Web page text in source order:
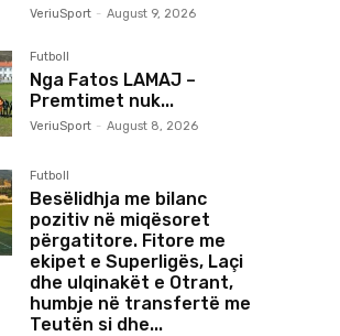
VeriuSport - August 9, 2026
Futboll
Nga Fatos LAMAJ –
Premtimet nuk...
VeriuSport - August 8, 2026
Futboll
Besëlidhja me bilanc
pozitiv në miqësoret
përgatitore. Fitore me
ekipet e Superligës, Laçi
dhe ulqinakët e Otrant,
humbje në transfertë me
Teutën si dhe...